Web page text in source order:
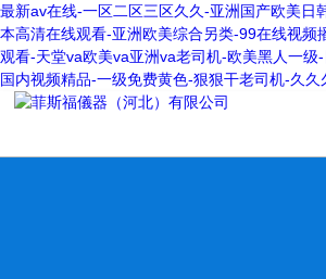
最新av在线-一区二区三区久久-亚洲国产欧美日
本高清在线观看-亚洲欧美综合另类-99在线视频
观看-天堂va欧美va亚洲va老司机-欧美黑人一级
国内视频精品-一级免费黄色-狠狠干老司机-久